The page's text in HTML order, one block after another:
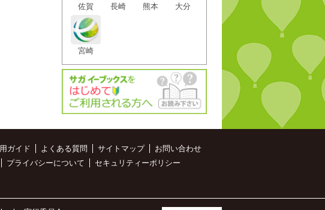
佐賀 長崎 熊本 大分
宮崎
ガイド よくある質問 サイトマップ
お問い合わせ
プライバシーについて
セキュリティーポリシー